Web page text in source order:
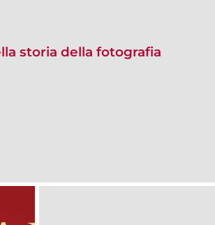
storia della fotografia